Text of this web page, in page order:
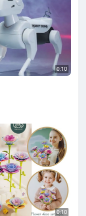
0:10
0:10